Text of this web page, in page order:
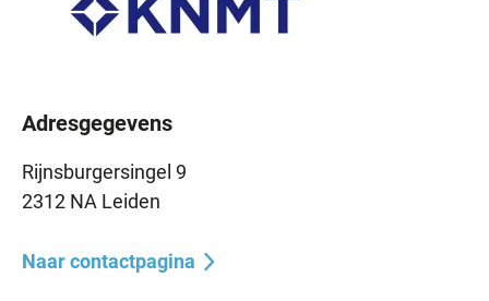
Adresgegevens
Rijnsburgersingel 9
2312 NA Leiden
Naar contactpagina